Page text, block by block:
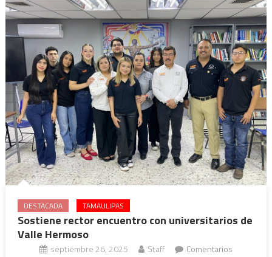
2025
DESTACADA TAMAULIPAS
Sostiene rector encuentro con universitarios de
Valle Hermoso
septiembre 26, 2025 Staff
Comentarios